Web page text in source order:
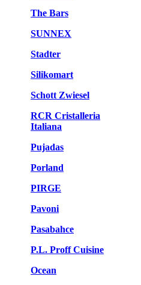
The Bars
SUNNEX
Stadter
Silikomart
Schott Zwiesel
RCR Cristalleria
Italiana
Pujadas
Porland
PIRGE
Pavoni
Pasabahce
P.L. Proff Cuisine
Ocean